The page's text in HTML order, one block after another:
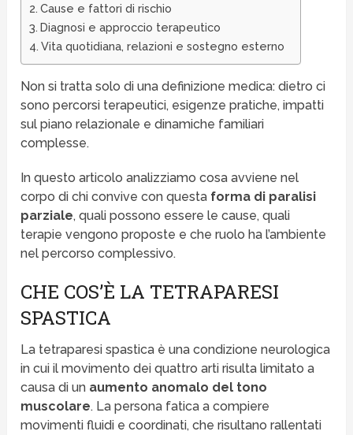
Cause e fattori di rischio
Diagnosi e approccio terapeutico
Vita quotidiana, relazioni e sostegno esterno
Non si tratta solo di una definizione medica: dietro ci
sono percorsi terapeutici, esigenze pratiche, impatti
sul piano relazionale e dinamiche familiari
complesse.
In questo articolo analizziamo cosa avviene nel
corpo di chi convive con questa forma di paralisi
parziale, quali possono essere le cause, quali
terapie vengono proposte e che ruolo ha l’ambiente
nel percorso complessivo.
CHE COS’È LA TETRAPARESI
SPASTICA
La tetraparesi spastica è una condizione neurologica
in cui il movimento dei quattro arti risulta limitato a
causa di un aumento anomalo del tono
muscolare. La persona fatica a compiere
movimenti fluidi e coordinati, che risultano rallentati